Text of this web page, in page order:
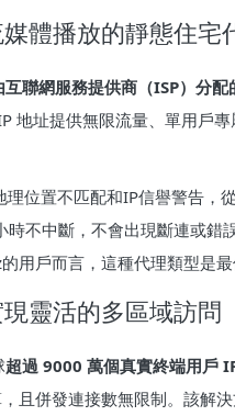
體播放的靜態住宅
互聯網服務提供商（ISP）分配
地址提供無限流量、單用戶
理位置不匹配和IP信譽警告，
不中斷，不會出現斷連或錯
用戶而言，這種代理類型是最
靈活的多區域訪問
超過 9000 萬個真實終端用戶
且併發連接數無限制。該解